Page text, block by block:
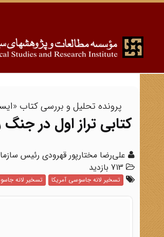
پرونده تحلیل و بررسی کتاب
کتابی تراز اول در
علی‌رضا مختارپور قهرودی رئیس
تسخیر لانه جاسوسی آمریکا تسخیر لانه